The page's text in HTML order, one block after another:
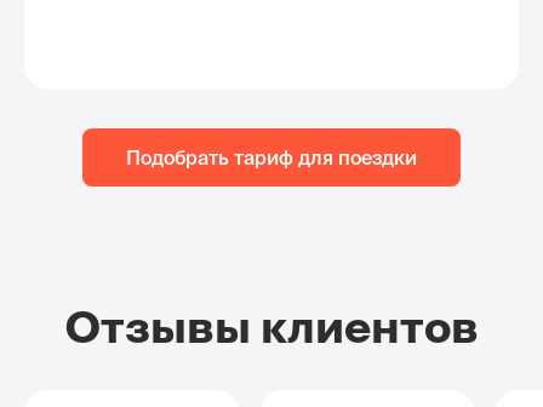
Подобрать тариф для поездки
Отзывы клиентов